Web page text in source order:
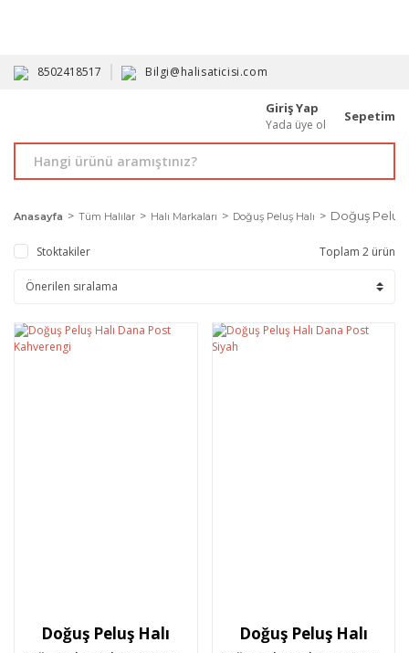
8502418517 Bilgi@halisaticisi.com
Giriş Yap
Yada üye ol
Sepetim
Anasayfa Tüm Halılar Halı Markaları Doğuş Peluş Halı Doğuş Peluş
Stoktakiler Toplam 2 ürün
Doğuş Peluş Halı Doğuş Peluş Halı